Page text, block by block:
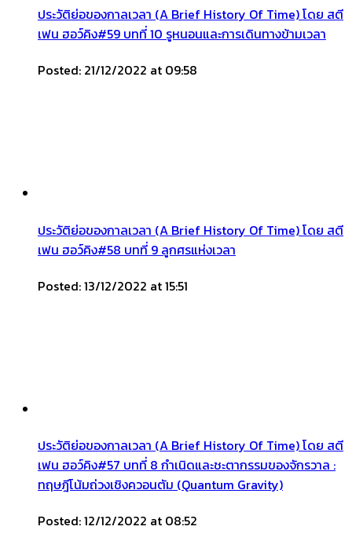
ประวัติย่อของกาลเวลา (A Brief History Of Time) โดย สตี
เฟน ฮอว์คิง#59 บทที่ 10 รูหนอนและการเดินทางข้ามเวลา
Posted: 21/12/2022 at 09:58
ประวัติย่อของกาลเวลา (A Brief History Of Time) โดย สตี
เฟน ฮอว์คิง#58 บทที่ 9 ลูกศรแห่งเวลา
Posted: 13/12/2022 at 15:51
ประวัติย่อของกาลเวลา (A Brief History Of Time) โดย สตี
เฟน ฮอว์คิง#57 บทที่ 8 กำเนิดและชะตากรรมของจักรวาล :
ทฤษฎีโน้มถ่วงเชิงควอนตัม (Quantum Gravity)
Posted: 12/12/2022 at 08:52